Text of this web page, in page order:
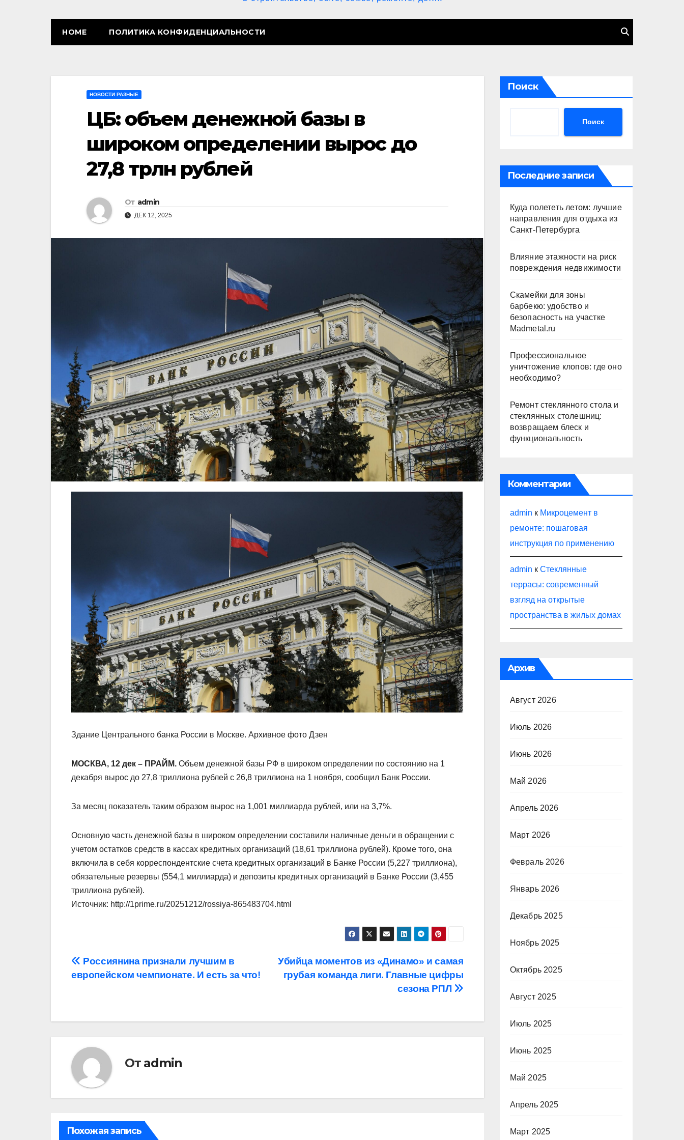
HOME ПОЛИТИКА КОНФИДЕНЦИАЛЬНОСТИ
НОВОСТИ РАЗНЫЕ
ЦБ: объем денежной базы в
широком определении вырос до
27,8 трлн рублей
От admin
ДЕК 12, 2025
Здание Центрального банка России в Москве. Архивное фото Дзен
МОСКВА, 12 дек – ПРАЙМ. Объем денежной базы РФ в широком определении по состоянию на 1
декабря вырос до 27,8 триллиона рублей с 26,8 триллиона на 1 ноября, сообщил Банк России.
За месяц показатель таким образом вырос на 1,001 миллиарда рублей, или на 3,7%.
Основную часть денежной базы в широком определении составили наличные деньги в обращении с
учетом остатков средств в кассах кредитных организаций (18,61 триллиона рублей). Кроме того, она
включила в себя корреспондентские счета кредитных организаций в Банке России (5,227 триллиона),
обязательные резервы (554,1 миллиарда) и депозиты кредитных организаций в Банке России (3,455
триллиона рублей).
Источник: http://1prime.ru/20251212/rossiya-865483704.html
Навигация
по
Убийца моментов из «Динамо» и самая
грубая команда лиги. Главные цифры
сезона РПЛ
Россиянина признали лучшим в
европейском чемпионате. И есть за что!
От admin
Похожая запись
Поиск
Поиск
Последние записи
Куда полететь летом: лучшие
направления для отдыха из
Санкт-Петербурга
Влияние этажности на риск
повреждения недвижимости
Скамейки для зоны
барбекю: удобство и
безопасность на участке
Madmetal.ru
Профессиональное
уничтожение клопов: где оно
необходимо?
Ремонт стеклянного стола и
стеклянных столешниц:
возвращаем блеск и
функциональность
Комментарии
admin к Микроцемент в
ремонте: пошаговая
инструкция по применению
admin к Стеклянные
террасы: современный
взгляд на открытые
пространства в жилых домах
Архив
Август 2026
Июль 2026
Июнь 2026
Май 2026
Апрель 2026
Март 2026
Февраль 2026
Январь 2026
Декабрь 2025
Ноябрь 2025
Октябрь 2025
Август 2025
Июль 2025
Июнь 2025
Май 2025
Апрель 2025
Март 2025